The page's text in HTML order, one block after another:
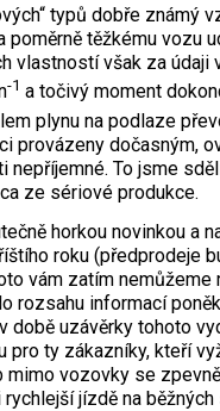
typů dobře známý
poměrně těžkému vozu
vlastností však za
-1 a točivý moment
plynu na podlaze
provázeny dočasným,
nepříjemné. To jsme
ze sériové produkce.
horkou novinkou a
roku (předprodeje
vám zatím nemůžeme
rozsahu informací
době uzávěrky tohoto
pro ty zákazníky, kteří
vozovky se
jízdě na běžných